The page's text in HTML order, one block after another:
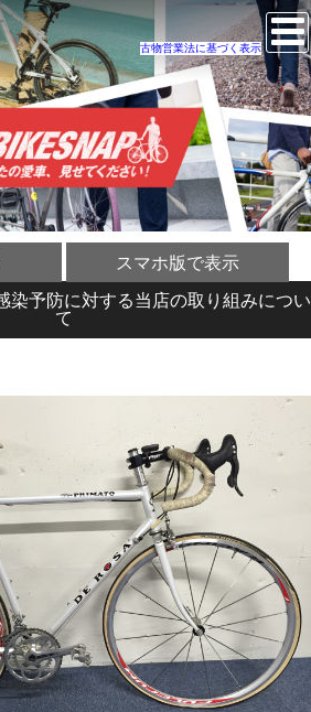
古物営業法に基づく表示
スマホ版で表示
染予防に対する当店の取り組みについ
て